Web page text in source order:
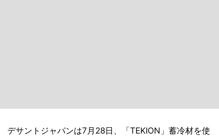
デサントジャパンは7月28日、「TEKION」蓄冷材を使